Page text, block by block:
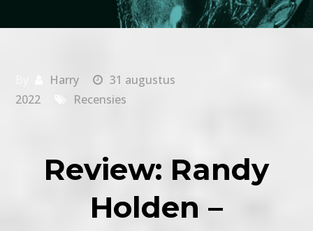
Harry
31 augustus
2022
Recensies
Review: Randy
Holden –